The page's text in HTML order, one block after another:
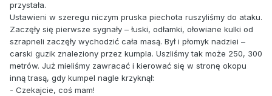
przystała.
Ustawieni w szeregu niczym pruska piechota ruszyliśmy do ataku.
Zaczęły się pierwsze sygnały – łuski, odłamki, ołowiane kulki od
szrapneli zaczęły wychodzić cała masą. Był i płomyk nadziei –
carski guzik znaleziony przez kumpla. Uszliśmy tak może 250, 300
metrów. Już mieliśmy zawracać i kierować się w stronę okopu
inną trasą, gdy kumpel nagle krzyknął:
- Czekajcie, coś mam!